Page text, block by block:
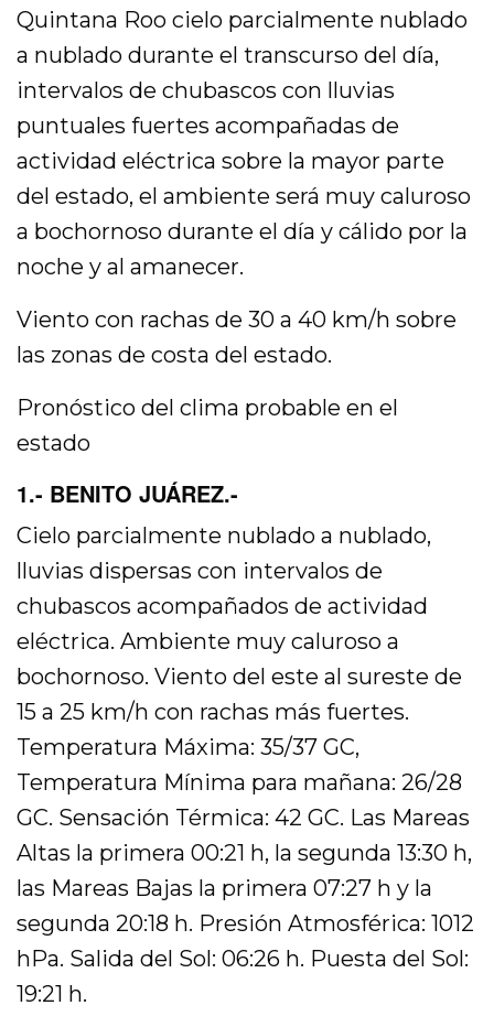
Quintana Roo cielo parcialmente nublado
a nublado durante el transcurso del día,
intervalos de chubascos con lluvias
puntuales fuertes acompañadas de
actividad eléctrica sobre la mayor parte
del estado, el ambiente será muy caluroso
a bochornoso durante el día y cálido por la
noche y al amanecer.
Viento con rachas de 30 a 40 km/h sobre
las zonas de costa del estado.
Pronóstico del clima probable en el
estado
1.- BENITO JUÁREZ.-
Cielo parcialmente nublado a nublado,
lluvias dispersas con intervalos de
chubascos acompañados de actividad
eléctrica. Ambiente muy caluroso a
bochornoso. Viento del este al sureste de
15 a 25 km/h con rachas más fuertes.
Temperatura Máxima: 35/37 GC,
Temperatura Mínima para mañana: 26/28
GC. Sensación Térmica: 42 GC. Las Mareas
Altas la primera 00:21 h, la segunda 13:30 h,
las Mareas Bajas la primera 07:27 h y la
segunda 20:18 h. Presión Atmosférica: 1012
hPa. Salida del Sol: 06:26 h. Puesta del Sol:
19:21 h.